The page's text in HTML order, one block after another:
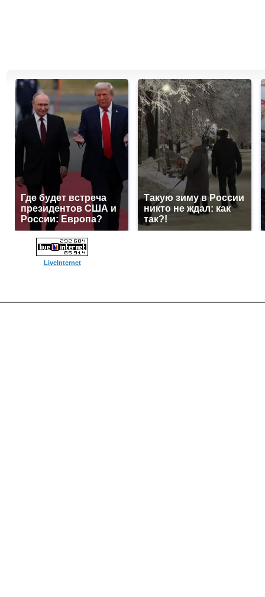
Где будет встреча
президентов США и
России: Европа?
Такую зиму в России
никто не ждал: как
так?!
LiveInternet